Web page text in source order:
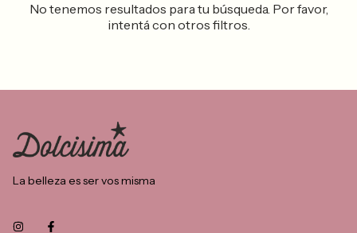
No tenemos resultados para tu búsqueda. Por favor,
intentá con otros filtros.
La belleza es ser vos misma